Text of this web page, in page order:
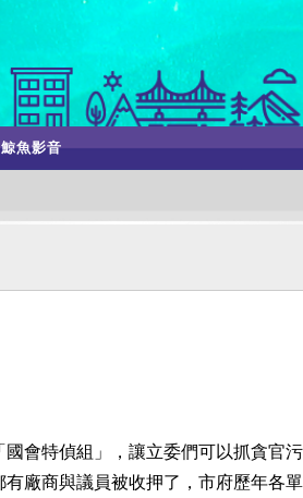
鯨魚影音
會特偵組」，讓立委們可以抓貪官
廠商與議員被收押了，市府歷年各